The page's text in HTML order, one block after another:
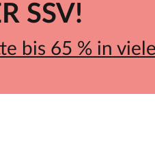
SSV!
bis 65 % in